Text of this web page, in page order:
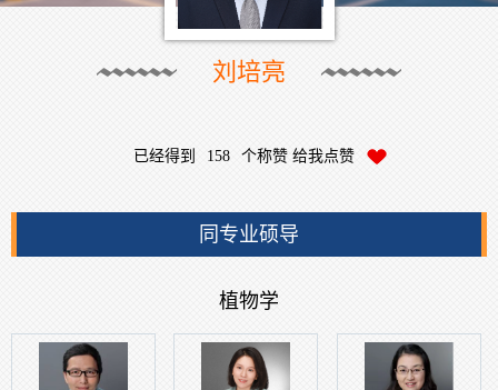
刘培亮
已经得到 158 个称赞 给我点赞
同专业硕导
植物学